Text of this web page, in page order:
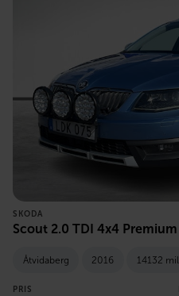
SKODA
Scout 2.0 TDI 4x4 Premium
Åtvidaberg 2016 14132 mil
PRIS